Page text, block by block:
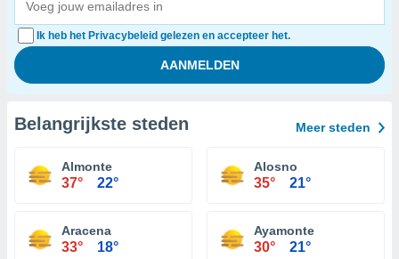
Ik heb het Privacybeleid gelezen en accepteer het.
Belangrijkste steden Meer steden
Almonte
37° 22°
Alosno
35° 21°
Aracena
33° 18°
Ayamonte
30° 21°